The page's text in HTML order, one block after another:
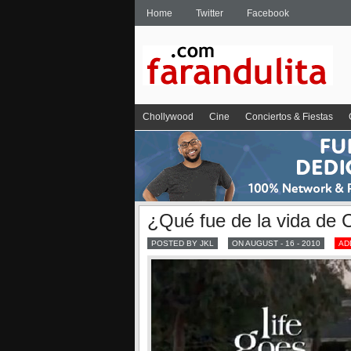
Home Twitter Facebook
Chollywood Cine Conciertos & Fiestas
¿Qué fue de la vida de
POSTED BY JKL ON AUGUST - 16 - 2010